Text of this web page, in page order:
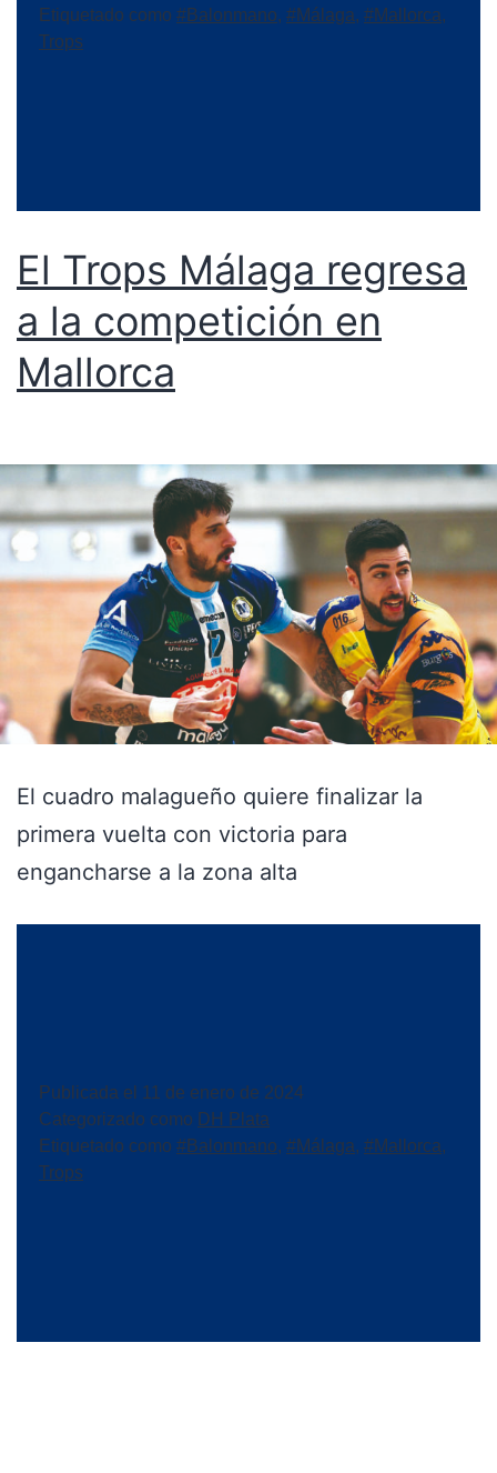
Etiquetado como #Balonmano, #Málaga, #Mallorca,
Trops
El Trops Málaga regresa
a la competición en
Mallorca
El cuadro malagueño quiere finalizar la
primera vuelta con victoria para
engancharse a la zona alta
Publicada el
11 de enero de 2024
Categorizado como DH Plata
Etiquetado como #Balonmano, #Málaga, #Mallorca,
Trops